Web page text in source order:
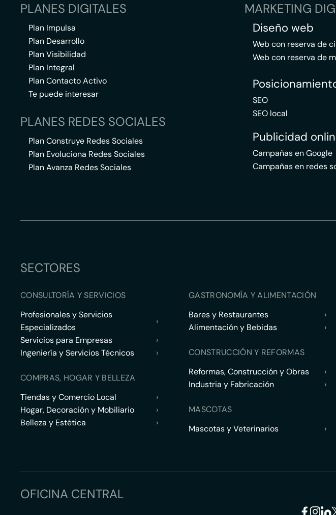
PLANES DIGITALES
Plan Impulsa
Plan Desarrollo
Plan Visibilidad
Plan Integral
Plan Contacto Activo
Te puede interesar
PLANES REDES SOCIALES
Plan Construye Redes Sociales
Plan Evoluciona Redes Sociales
Plan Avanza Redes Sociales
MARKETING
Diseño web
Web con reserva de
Web con reserva de
SEO
SEO local
Publicidad
Campañas en Google
Campañas en redes
SECTORES
CONSULTORÍA Y SERVICIOS
Profesionales y Servicios
Especializados
›
Servicios para Empresas
›
Ingeniería y Servicios Técnicos
›
COMPRAS, HOGAR Y BELLEZA
Tiendas y Comercio Local
›
Hogar, Decoración y Mobiliario
›
Belleza y Estética
›
GASTRONOMÍA Y ALIMENTACIÓN
Bares y Restaurantes
›
Alimentación y Bebidas
›
CONSTRUCCIÓN Y REFORMAS
Reformas, Construcción y Obras
›
Industria y Fabricación
›
MASCOTAS
Mascotas y Veterinarios
›
OFICINA CENTRAL